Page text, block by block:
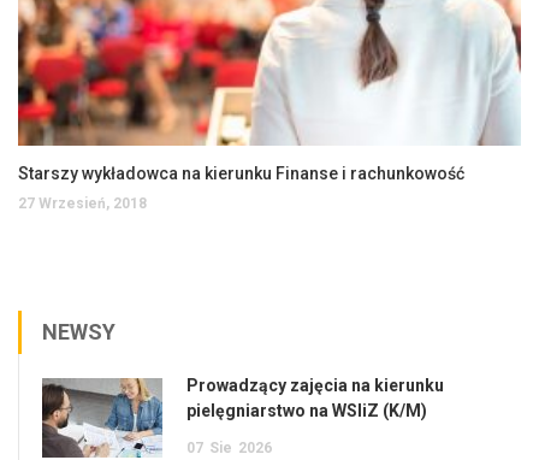
Starszy wykładowca na kierunku Finanse i rachunkowość
27 Wrzesień, 2018
NEWSY
Prowadzący zajęcia na kierunku
pielęgniarstwo na WSIiZ (K/M)
07 Sie 2026